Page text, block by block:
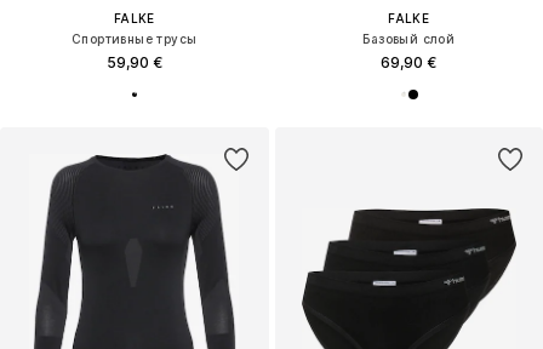
FALKE
Спортивные трусы
59,90 €
FALKE
Базовый слой
69,90 €